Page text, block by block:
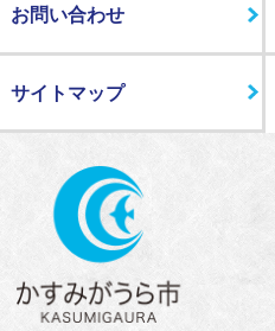
お問い合わせ
サイトマップ